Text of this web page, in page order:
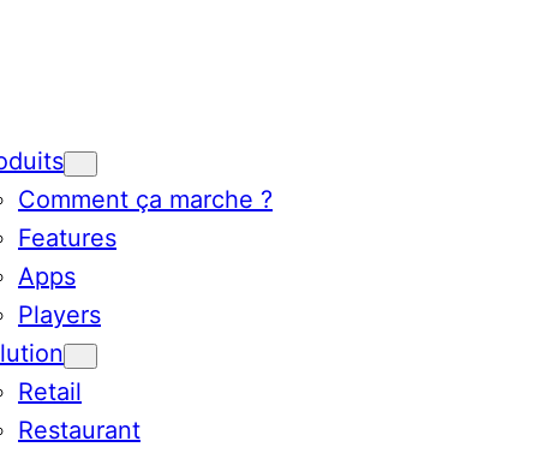
Comment ça marche ?
Features
Apps
Players
Retail
Restaurant